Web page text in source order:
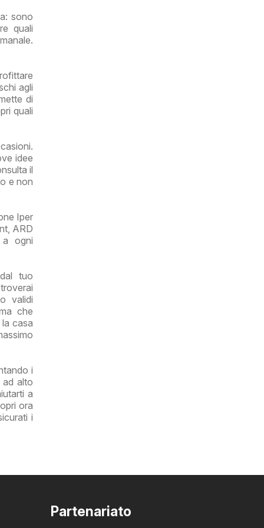
sono
quali
agli
di
quali
idee
il
e non
Iper
ARD
a ogni
tuo
validi
che
casa
i
alto
a
ora
i
Partenariato